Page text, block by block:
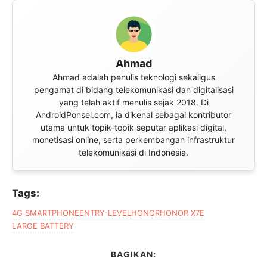
Ahmad
Ahmad adalah penulis teknologi sekaligus
pengamat di bidang telekomunikasi dan digitalisasi
yang telah aktif menulis sejak 2018. Di
AndroidPonsel.com, ia dikenal sebagai kontributor
utama untuk topik-topik seputar aplikasi digital,
monetisasi online, serta perkembangan infrastruktur
telekomunikasi di Indonesia.
Tags:
4G SMARTPHONEENTRY-LEVELHONORHONOR X7E
LARGE BATTERY
BAGIKAN: